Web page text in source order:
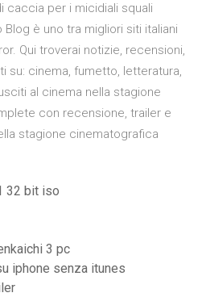
caccia per i micidiali squali
Blog è uno tra migliori siti italiani
Qui troverai notizie, recensioni,
su: cinema, fumetto, letteratura,
al cinema nella stagione
con recensione, trailer e
stagione cinematografica
32 bit iso
3 pc
iphone senza itunes